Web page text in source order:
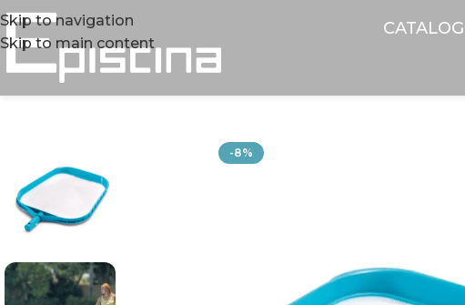
Skip to navigation
Skip to main content
CATALOG
-8%